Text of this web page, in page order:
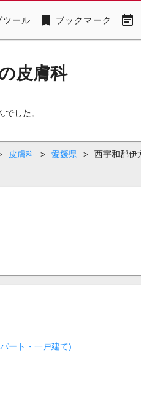
ツール bookmark ブックマーク event_note
皮膚科
した。
皮膚科 > 愛媛県 > 西宇和郡伊
ート・一戸建て)